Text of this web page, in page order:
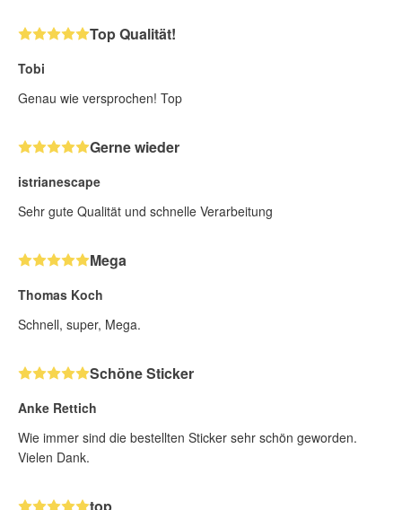
Top Qualität!
Tobi
Genau wie versprochen! Top
Gerne wieder
istrianescape
Sehr gute Qualität und schnelle Verarbeitung
Mega
Thomas Koch
Schnell, super, Mega.
Schöne Sticker
Anke Rettich
Wie immer sind die bestellten Sticker sehr schön geworden.
Vielen Dank.